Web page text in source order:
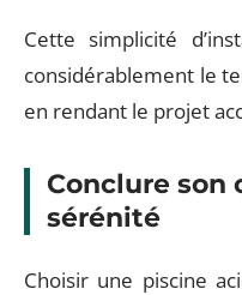
Cette simplicité
considérablement le
en rendant le projet
Conclure son
sérénité
Choisir une piscine